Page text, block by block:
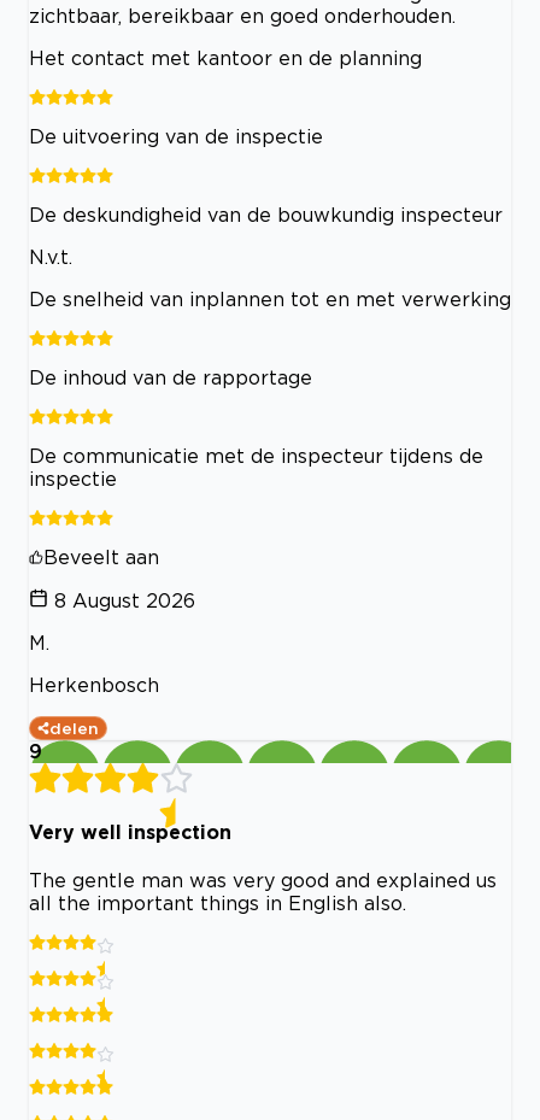
zichtbaar, bereikbaar en goed onderhouden.
Het contact met kantoor en de planning
De uitvoering van de inspectie
De deskundigheid van de bouwkundig inspecteur
N.v.t.
De snelheid van inplannen tot en met verwerking
De inhoud van de rapportage
De communicatie met de inspecteur tijdens de
inspectie
Beveelt aan
8 August 2026
M.
Herkenbosch
delen
9
Very well inspection
The gentle man was very good and explained us
all the important things in English also.